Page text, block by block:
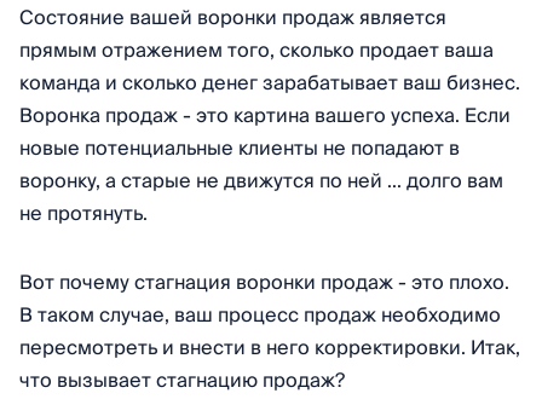
Состояние вашей воронки продаж является
прямым отражением того, сколько продает ваша
команда и сколько денег зарабатывает ваш бизнес.
Воронка продаж - это картина вашего успеха. Если
новые потенциальные клиенты не попадают в
воронку, а старые не движутся по ней ... долго вам
не протянуть.
Вот почему стагнация воронки продаж - это плохо.
В таком случае, ваш процесс продаж необходимо
пересмотреть и внести в него корректировки. Итак,
что вызывает стагнацию продаж?